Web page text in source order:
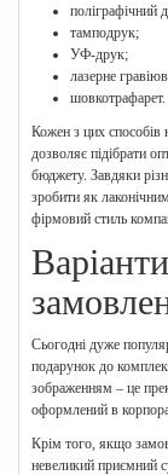
поліграфічний
тамподрук;
УФ-друк;
лазерне
шовкотрафарет.
Кожен з цих способів
дозволяє підібрати
бюджету. Завдяки
зробити як
фірмовий стиль
Сьогодні дуже
подарунок до
зображенням – це
оформлений в
Крім того, якщо
невеликий приємний